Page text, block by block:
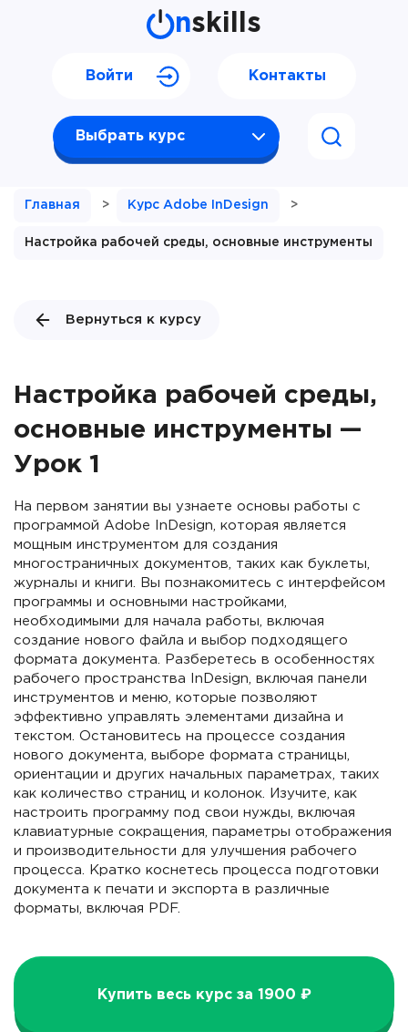
nskills
Выбрать курс
Войти Контакты
Главная > Курс Adobe InDesign >
Настройка рабочей среды, основные инструменты
Вернуться к курсу
Настройка рабочей среды,
основные инструменты —
Урок 1
На первом занятии вы узнаете основы работы с
программой Adobe InDesign, которая является
мощным инструментом для создания
многостраничных документов, таких как буклеты,
журналы и книги. Вы познакомитесь с интерфейсом
программы и основными настройками,
необходимыми для начала работы, включая
создание нового файла и выбор подходящего
формата документа. Разберетесь в особенностях
рабочего пространства InDesign, включая панели
инструментов и меню, которые позволяют
эффективно управлять элементами дизайна и
текстом. Остановитесь на процессе создания
нового документа, выборе формата страницы,
ориентации и других начальных параметрах, таких
как количество страниц и колонок. Изучите, как
настроить программу под свои нужды, включая
клавиатурные сокращения, параметры отображения
и производительности для улучшения рабочего
процесса. Кратко коснетесь процесса подготовки
документа к печати и экспорта в различные
форматы, включая PDF.
Купить весь курс за 1900 ₽